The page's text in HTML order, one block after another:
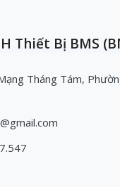
Thiết Bị BMS
Tháng Tám,